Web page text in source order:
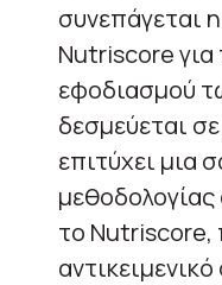
συνεπάγεται
Nutriscore για
εφοδιασμού
δεσμεύεται
επιτύχει μια
το Nutriscore,